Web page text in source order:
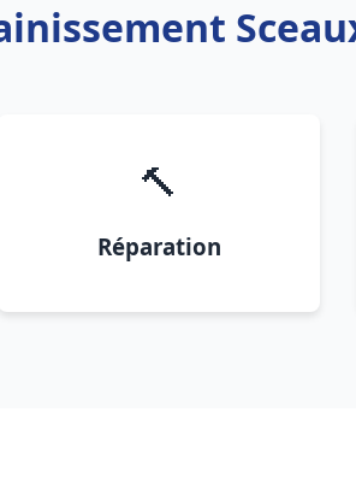
🔨
Réparation